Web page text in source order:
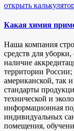
открыть
Какая химия
Наша компания
средств для
наличие
территории
американской, так
стандарты
технической и
информационная
индивидуальных
помещения,